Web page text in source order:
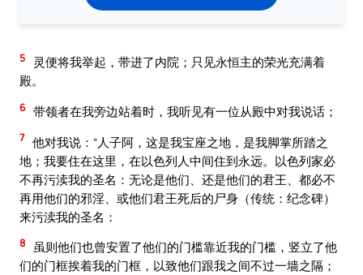
5
灵便将我举起，带进了内院；只见永恒主的荣光充满着
殿。
6 带领者在我旁边站着时，我听见有一位从殿中对我说话；
7 他对我说：“人子阿，这是我宝座之地，是我脚掌所踏之
地；我要住在这里，在以色列人中间住到永远。以色列家必
不再污渎我的圣名：无论是他们、还是他们的君王、都必不
再用他们的邪淫、或他们君王死后的尸身（传统：纪念碑）
来污渎我的圣名：
8 虽则他们也曾安置了他们的门槛靠近我的门槛，竖立了他
们的门框挨着我的门框，以致他们跟我之间不过一墙之隔；